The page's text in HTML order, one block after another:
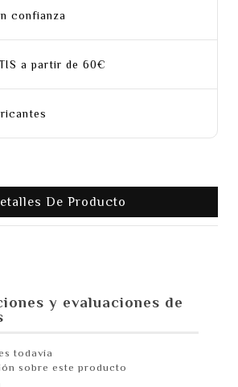
confianza
a partir de 60€
De Producto
y evaluaciones de
todavía
sobre este producto